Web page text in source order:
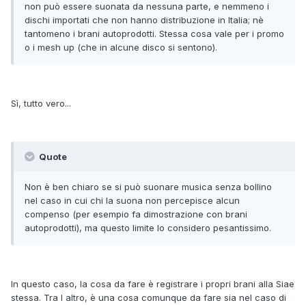
non può essere suonata da nessuna parte, e nemmeno i
dischi importati che non hanno distribuzione in Italia; nè
tantomeno i brani autoprodotti. Stessa cosa vale per i promo
o i mesh up (che in alcune disco si sentono).
Sì, tutto vero...
Quote
Non è ben chiaro se si può suonare musica senza bollino
nel caso in cui chi la suona non percepisce alcun
compenso (per esempio fa dimostrazione con brani
autoprodotti), ma questo limite lo considero pesantissimo.
In questo caso, la cosa da fare è registrare i propri brani alla Siae
stessa. Tra l altro, è una cosa comunque da fare sia nel caso di